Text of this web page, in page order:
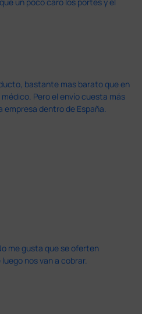
bastante mas barato que en
Pero el envío cuesta más
empresa dentro de España.
me gusta que se oferten
nos van a cobrar.